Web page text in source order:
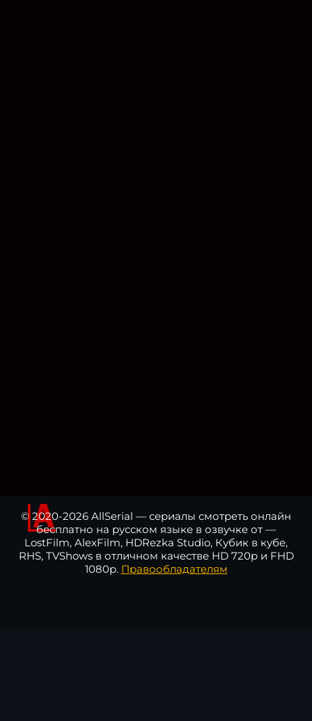
© 2020-2026 AllSerial — сериалы смотреть онлайн
бесплатно на русском языке в озвучке от —
LostFilm, AlexFilm, HDRezka Studio, Кубик в кубе,
RHS, TVShows в отличном качестве HD 720p и FHD
1080p. Правообладателям